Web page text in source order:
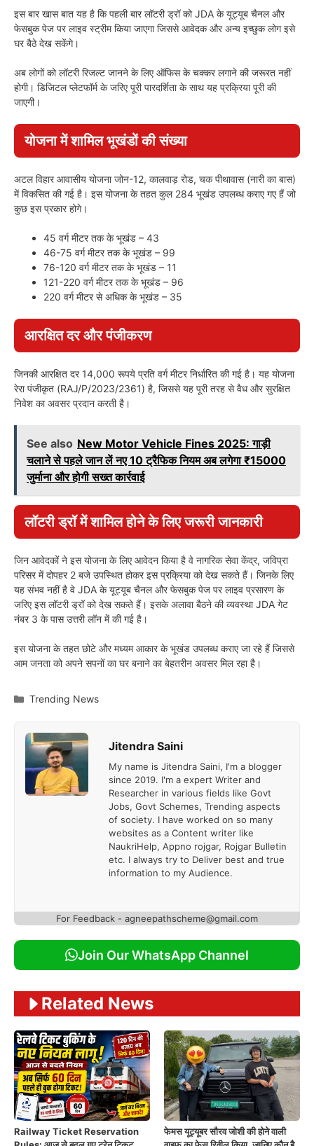
इस बार खास बात यह है कि पहली बार लॉटरी ड्रॉ को JDA के यूट्यूब चैनल और
फेसबुक पेज पर लाइव स्ट्रीम किया जाएगा जिससे आवेदक और अन्य इच्छुक लोग इसे
घर बैठे देख सकेंगे।
अब लोगों को लॉटरी रिजल्ट जानने के लिए ऑफिस के चक्कर लगाने की जरूरत नहीं
होगी। डिजिटल प्लेटफॉर्म के जरिए पूरी पारदर्शिता के साथ यह प्रक्रिया पूरी की
जाएगी।
योजना में शामिल भूखंडों की संख्या
अटल विहार आवासीय योजना जोन-12, कालवाड़ रोड, चक पीथावास (नारी का बास)
में विकसित की गई है। इस योजना के तहत कुल 284 भूखंड उपलब्ध कराए गए हैं जो
कुछ इस प्रकार होगे।
45 वर्ग मीटर तक के भूखंड – 43
46-75 वर्ग मीटर तक के भूखंड – 99
76-120 वर्ग मीटर तक के भूखंड – 11
121-220 वर्ग मीटर तक के भूखंड – 96
220 वर्ग मीटर से अधिक के भूखंड – 35
आरक्षित दर और पंजीकरण
जिनकी आरक्षित दर 14,000 रूपये प्रति वर्ग मीटर निर्धारित की गई है। यह योजना
रेरा पंजीकृत (RAJ/P/2023/2361) है, जिससे यह पूरी तरह से वैध और सुरक्षित
निवेश का अवसर प्रदान करती है।
See also New Motor Vehicle Fines 2025: गाड़ी
चलाने से पहले जान लें नए 10 ट्रैफिक नियम अब लगेगा ₹15000
जुर्माना और होगी सख्त कार्रवाई
लॉटरी ड्रॉ में शामिल होने के लिए जरूरी जानकारी
जिन आवेदकों ने इस योजना के लिए आवेदन किया है वे नागरिक सेवा केंद्र, जविप्रा
परिसर में दोपहर 2 बजे उपस्थित होकर इस प्रक्रिया को देख सकते हैं। जिनके लिए
यह संभव नहीं है वे JDA के यूट्यूब चैनल और फेसबुक पेज पर लाइव प्रसारण के
जरिए इस लॉटरी ड्रॉ को देख सकते हैं। इसके अलावा बैठने की व्यवस्था JDA गेट
नंबर 3 के पास उत्तरी लॉन में की गई है।
इस योजना के तहत छोटे और मध्यम आकार के भूखंड उपलब्ध कराए जा रहे हैं जिससे
आम जनता को अपने सपनों का घर बनाने का बेहतरीन अवसर मिल रहा है।
Categories
Trending News
Jitendra Saini
My name is Jitendra Saini, I'm a blogger
since 2019. I'm a expert Writer and
Researcher in various fields like Govt
Jobs, Govt Schemes, Trending aspects
of society. I have worked on so many
websites as a Content writer like
NaukriHelp, Appno rojgar, Rojgar Bulletin
etc. I always try to Deliver best and true
information to my Audience.
For Feedback - agneepathscheme@gmail.com
Join Our WhatsApp Channel
Related News
Railway Ticket Reservation
फेमस यूट्यूबर सौरव जोशी की होने वाली